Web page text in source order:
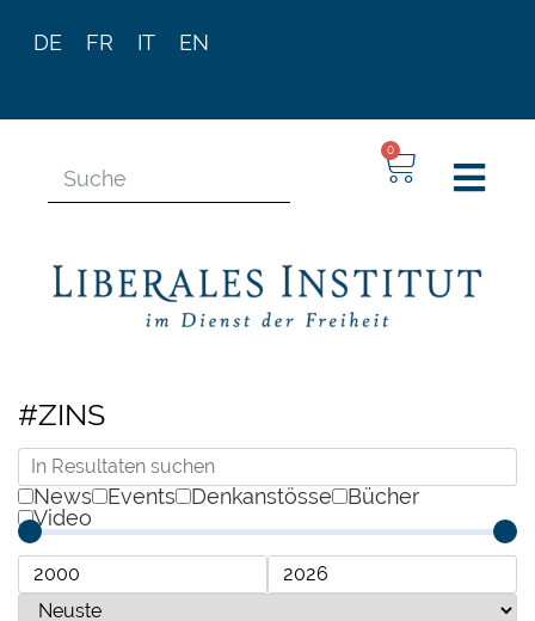
DE FR IT EN
0
#ZINS
News Events Denkanstösse
Bücher
Video